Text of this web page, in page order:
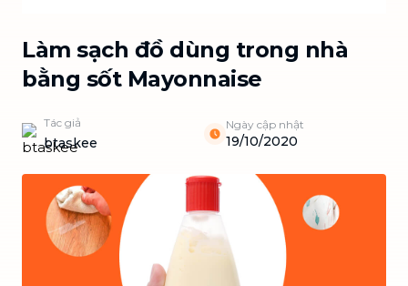
Làm sạch đồ dùng trong nhà
bằng sốt Mayonnaise
Tác giả
btaskee
Ngày cập nhật
19/10/2020